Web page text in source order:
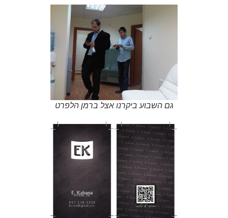
גם השבוע ביקרנו אצל ברמן הלפרט